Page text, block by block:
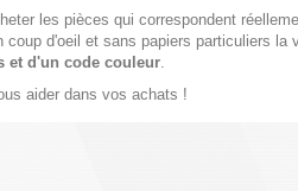
les pièces qui correspondent
d'oeil et sans papiers particuliers
et d'un code couleur.
aider dans vos achats !